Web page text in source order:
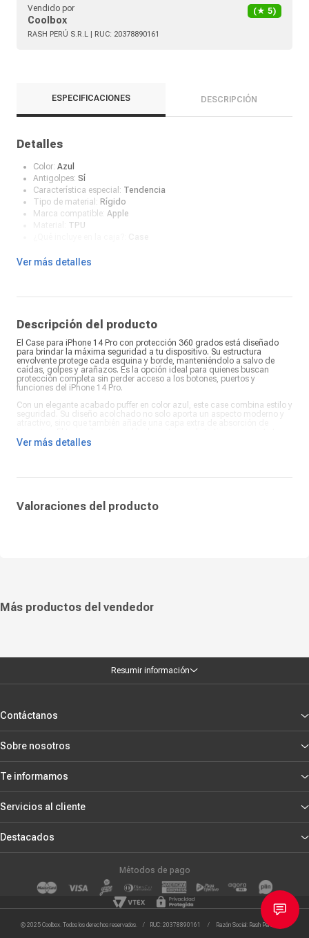
Vendido por
Coolbox
(★ 5)
RASH PERÚ S.R.L | RUC: 20378890161
ESPECIFICACIONES DESCRIPCIÓN
Detalles
Color: Azul
Antigolpes: Sí
Característica especial: Tendencia
Tipo de material: Rígido
Marca compatible: Apple
TPU
Ver más detalles
Descripción del producto
El Case para iPhone 14 Pro con protección 360 grados está diseñado
para brindar la máxima seguridad a tu dispositivo. Su estructura
envolvente protege cada esquina y borde, manteniéndolo a salvo de
caídas, golpes y arañazos. Es la opción ideal para quienes buscan
protección completa sin perder acceso a los botones, puertos y
funciones del iPhone 14 Pro.
Con un elegante acabado puffer en color azul, este case combina estilo y
seguridad. Su diseño acolchado no solo aporta un aspecto moderno y
iPhone en un accesorio de moda.
puertos, botones y cámaras, mientras que el acabado antideslizante
por más tiempo.
Ver más detalles
Valoraciones del producto
Más productos del vendedor
Resumir información
Contáctanos
Sobre nosotros
Te informamos
Servicios al cliente
Destacados
Métodos de pago
© 2025 Coolbox. Todos los derechos reservados. / RUC: 20378890161 / Razón Social: Rash Peru S.R.L.